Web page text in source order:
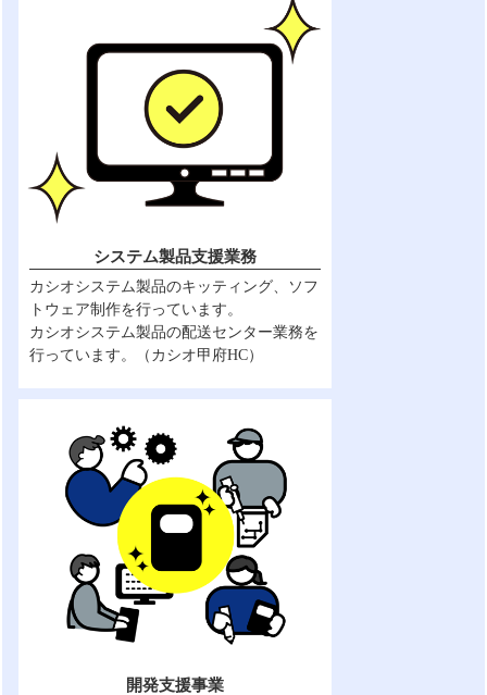
システム製品支援業務
カシオシステム製品のキッティング、ソフ
トウェア制作を行っています。
カシオシステム製品の配送センター業務を
行っています。（カシオ甲府HC）
開発支援事業